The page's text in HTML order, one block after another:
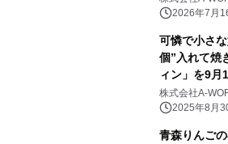
化！2026年7月
可憐で小さ
個”入れて焼
ィン」を9月
株式会社A-
2025年8月
青森りんご